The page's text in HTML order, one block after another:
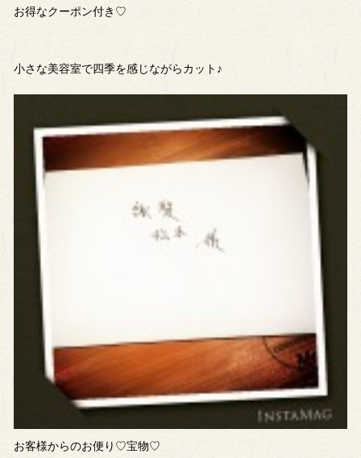
お得なクーポン付き♡
小さな美容室で四季を感じながらカット♪
お客様からのお便り♡宝物♡